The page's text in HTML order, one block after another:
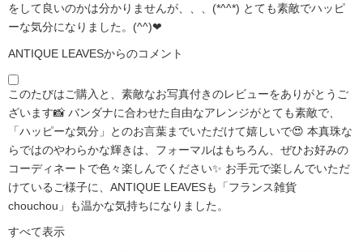
をして良いのかは分かりませんが、、、(*^^*) とても素敵でハッピ
ーな気分になりました。(^^)❤
ANTIQUE LEAVESからのコメント
このたびはご購入と、素敵なお写真付きのレビューをありがとうご
ざいます📸 バンダナに合わせた自由なアレンジがとても素敵で、
「ハッピーな気分」とのお言葉までいただけて嬉しいで😍 本真珠な
らではのやわらかな輝きは、フォーマルはもちろん、ぜひお好みの
コーディネートで色々楽しんでください✨ お手元で楽しんでいただ
けているご様子に、ANTIQUE LEAVESも「フランス雑貨
chouchou」も温かな気持ちになりました。
すべて表示